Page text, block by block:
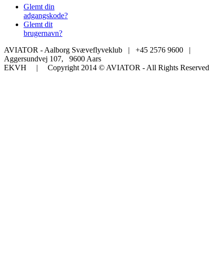
Glemt din
adgangskode?
Glemt dit
brugernavn?
AVIATOR - Aalborg Svæveflyveklub | +45 2576 9600 |
Aggersundvej 107, 9600 Aars
EKVH | Copyright 2014 © AVIATOR - All Rights Reserved